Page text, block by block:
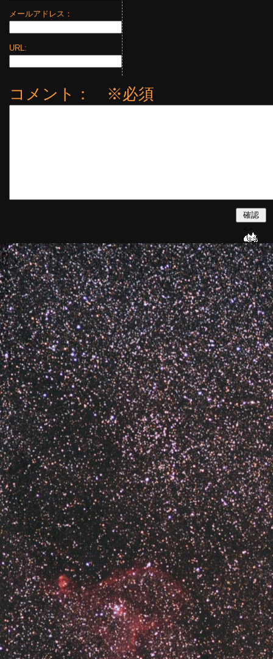
メールアドレス：
URL:
コメント： ※必須